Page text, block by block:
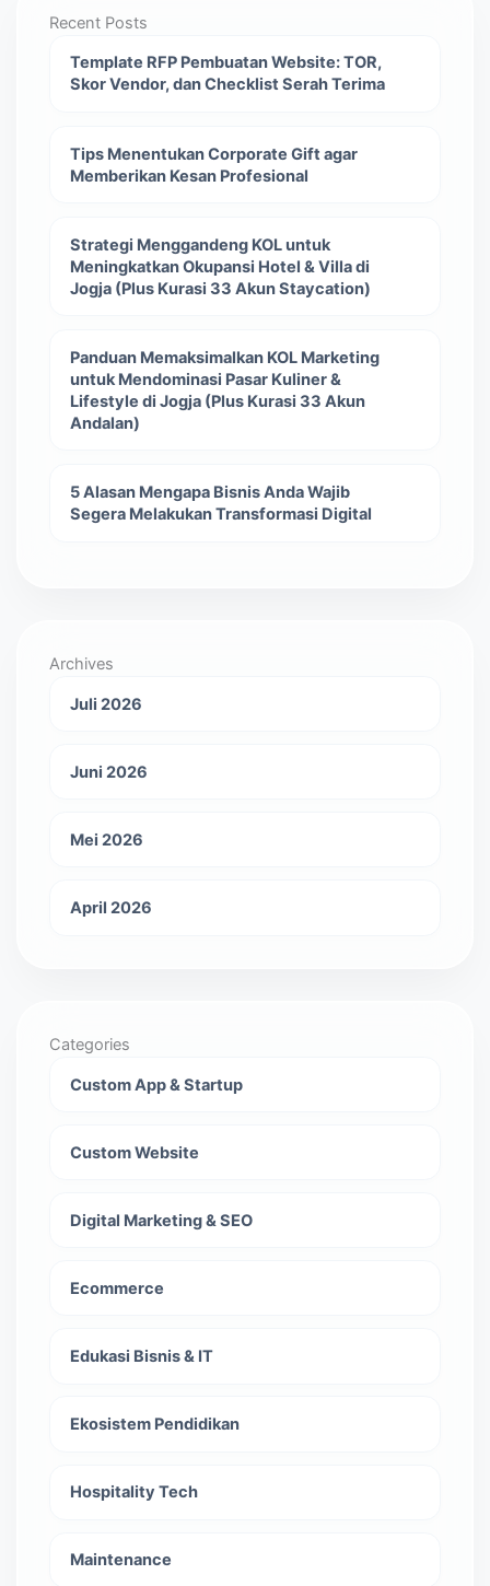
Recent Posts
Template RFP Pembuatan Website: TOR,
Skor Vendor, dan Checklist Serah Terima
Tips Menentukan Corporate Gift agar
Memberikan Kesan Profesional
Strategi Menggandeng KOL untuk
Meningkatkan Okupansi Hotel & Villa di
Jogja (Plus Kurasi 33 Akun Staycation)
Panduan Memaksimalkan KOL Marketing
untuk Mendominasi Pasar Kuliner &
Lifestyle di Jogja (Plus Kurasi 33 Akun
Andalan)
5 Alasan Mengapa Bisnis Anda Wajib
Segera Melakukan Transformasi Digital
Archives
Juli 2026
Juni 2026
Mei 2026
April 2026
Categories
Custom App & Startup
Custom Website
Digital Marketing & SEO
Ecommerce
Edukasi Bisnis & IT
Ekosistem Pendidikan
Hospitality Tech
Maintenance